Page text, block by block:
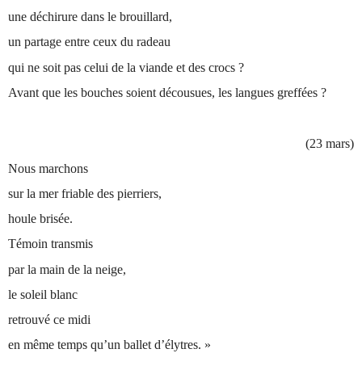
une déchirure dans le brouillard,
un partage entre ceux du radeau
qui ne soit pas celui de la viande et des crocs ?
Avant que les bouches soient décousues, les langues greffées ?
(23 mars)
Nous marchons
sur la mer friable des pierriers,
houle brisée.
Témoin transmis
par la main de la neige,
le soleil blanc
retrouvé ce midi
en même temps qu’un ballet d’élytres. »